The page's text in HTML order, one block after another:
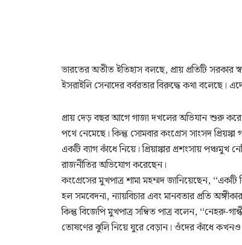
ভারতের অতীত ইতিহাস বলছে, প্রায় প্রতিটি সরকার
ইসরাইলি সেনাদের বর্বরতার বিরুদ্ধে কথা বলেছে।
প্রায় দেড় বছর আগে গাজা দখলের অভিযান শুরু করে
পথে নেমেছে। কিন্তু সোমবার কংগ্রেস সাংসদ
একটি ব্যাগ কাঁধে নিয়ে। প্রিয়াঙ্কার প্রশংসায়
রাজনীতির অভিযোগ করেছেন।
কংগ্রেসের মুখপাত্র শামা মহম্মদ জানিয়েছেন,
হল সমবেদনা, ন্যায়বিচার এবং মানবতার প্রতি
কিন্তু বিজেপি মুখপাত্র সম্বিত পাত্র বলেন,
তোষণের ঝুলি নিয়ে ঘুরে বেড়ান। ওঁদের কাঁধে কখনও